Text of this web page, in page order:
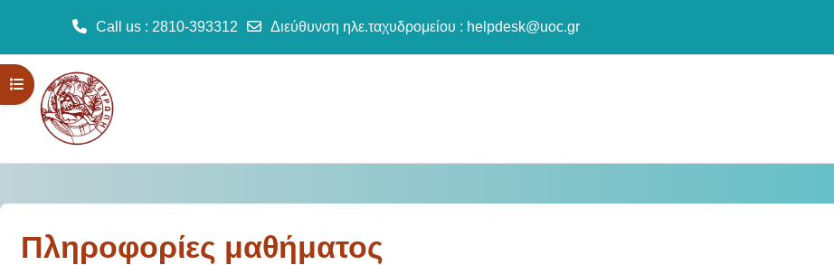
Μετάβαση στο κεντρικό περιεχόμενο
Call us : 2810-393312 Διεύθυνση ηλε.ταχυδρομείου : helpdesk@uoc.gr
Άνοιγμα ευρετηρίου μαθήματος
Πληροφορίες μαθήματος